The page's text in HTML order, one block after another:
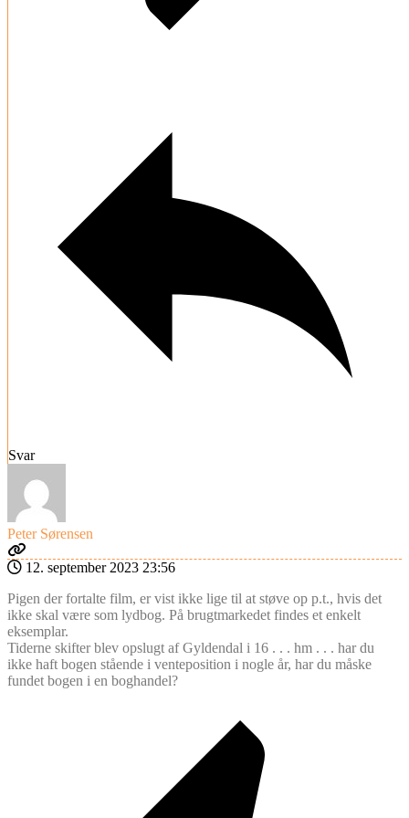
Svar
Peter Sørensen
12. september 2023 23:56
Pigen der fortalte film, er vist ikke lige til at støve op p.t., hvis det
ikke skal være som lydbog. På brugtmarkedet findes et enkelt
eksemplar.
Tiderne skifter blev opslugt af Gyldendal i 16 . . . hm . . . har du
ikke haft bogen stående i venteposition i nogle år, har du måske
fundet bogen i en boghandel?